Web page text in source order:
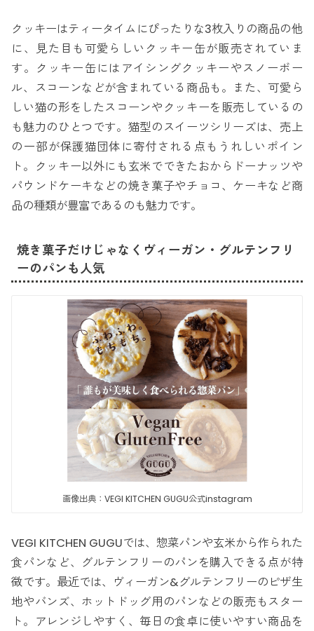
クッキーはティータイムにぴったりな3枚入りの商品の他
に、見た目も可愛らしいクッキー缶が販売されていま
す。クッキー缶にはアイシングクッキーやスノーボー
ル、スコーンなどが含まれている商品も。また、可愛ら
しい猫の形をしたスコーンやクッキーを販売しているの
も魅力のひとつです。猫型のスイーツシリーズは、売上
の一部が保護猫団体に寄付される点もうれしいポイン
ト。クッキー以外にも玄米でできたおからドーナッツや
パウンドケーキなどの焼き菓子やチョコ、ケーキなど商
品の種類が豊富であるのも魅力です。
焼き菓子だけじゃなくヴィーガン・グルテンフリ
ーのパンも人気
画像出典：VEGI KITCHEN GUGU公式instagram
VEGI KITCHEN GUGUでは、惣菜パンや玄米から作られた
食パンなど、グルテンフリーのパンを購入できる点が特
徴です。最近では、ヴィーガン&グルテンフリーのピザ生
地やバンズ、ホットドッグ用のパンなどの販売もスター
ト。アレンジしやすく、毎日の食卓に使いやすい商品を